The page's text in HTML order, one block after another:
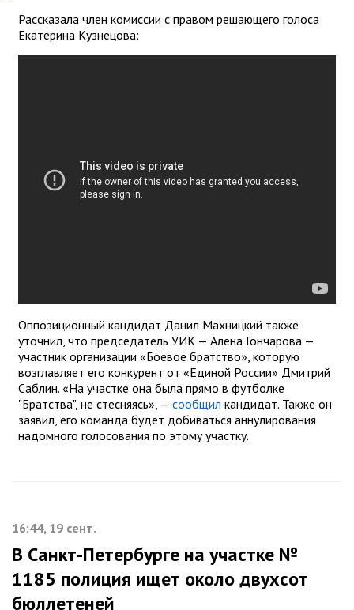
Рассказала член комиссии с правом решающего голоса
Екатерина Кузнецова:
Оппозиционный кандидат Данил Махницкий также
уточнил, что председатель УИК — Алена Гончарова —
участник организации «Боевое братство», которую
возглавляет его конкурент от «Единой России» Дмитрий
Саблин. «На участке она была прямо в футболке
"Братства", не стесняясь», — сообщил кандидат. Также он
заявил, его команда будет добиваться аннулирования
надомного голосования по этому участку.
16:44, 19 сент.
В Санкт-Петербурге на участке №
1185 полиция ищет около двухсот
бюллетеней